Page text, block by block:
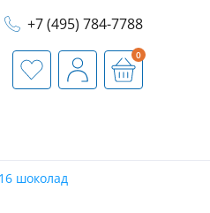
+7 (495) 784-7788
ИзбранноеПрофильКорзина
0
шоколад